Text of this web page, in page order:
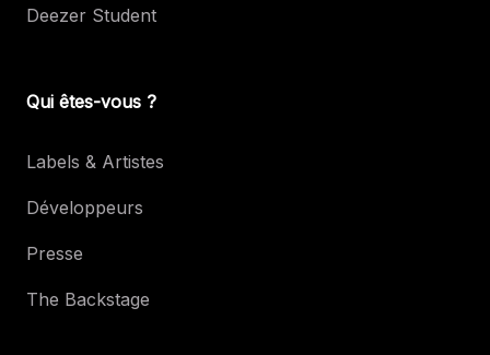
Deezer Student
Qui êtes-vous ?
Labels & Artistes
Développeurs
Presse
The Backstage